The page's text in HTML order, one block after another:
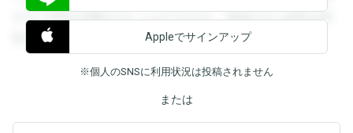
すると回答を閲覧することができます。登録すると回答を閲
覧することができます。
Appleでサインアップ
※個人のSNSに利用状況は投稿されません
または